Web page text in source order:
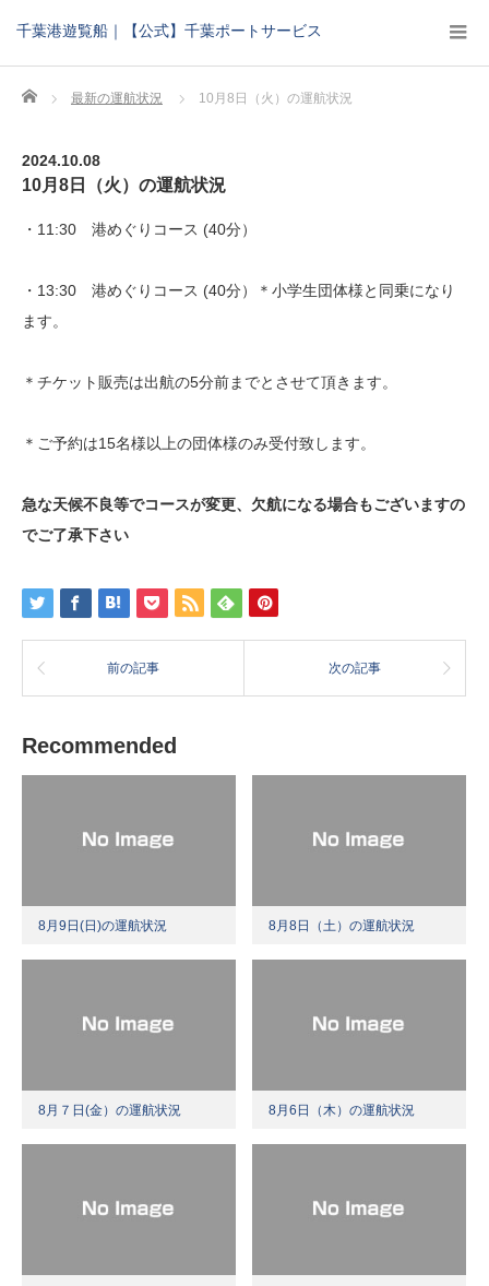
千葉港遊覧船｜【公式】千葉ポートサービス
Home 最新の運航状況 10月8日（火）の運航状況
2024.10.08
10月8日（火）の運航状況
・11:30 港めぐりコース (40分）
・13:30 港めぐりコース (40分）＊小学生団体様と同乗になり
ます。
＊チケット販売は出航の5分前までとさせて頂きます。
＊ご予約は15名様以上の団体様のみ受付致します。
急な天候不良等でコースが変更、欠航になる場合もございますの
でご了承下さい
前の記事 次の記事
Recommended
8月9日(日)の運航状況 8月8日（土）の運航状況
8月７日(金）の運航状況 8月6日（木）の運航状況